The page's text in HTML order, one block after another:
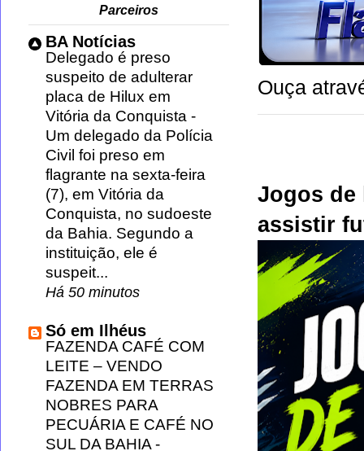
Ouça
Jogos de
assistir
Parceiros
BA Notícias
Delegado é preso
suspeito de adulterar
placa de Hilux em
Vitória da Conquista -
Um delegado da Polícia
Civil foi preso em
flagrante na sexta-feira
(7), em Vitória da
Conquista, no sudoeste
da Bahia. Segundo a
instituição, ele é
suspeit...
Há 50 minutos
Só em Ilhéus
FAZENDA CAFÉ COM
LEITE – VENDO
FAZENDA EM TERRAS
NOBRES PARA
PECUÁRIA E CAFÉ NO
SUL DA BAHIA-